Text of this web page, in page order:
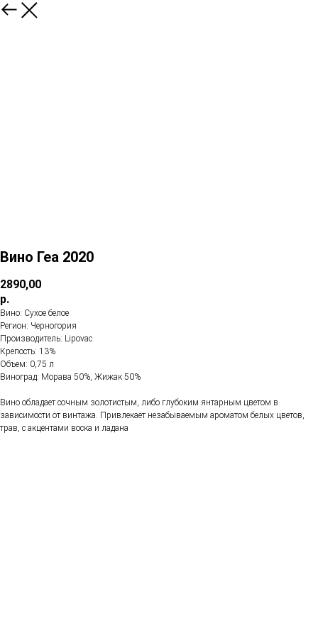
Вино Геа 2020
2890,00
р.
Вино: Сухое белое
Регион: Черногория
Производитель: Lipovac
Крепость: 13%
Объем: 0,75 л
Виноград: Морава 50%, Жижак 50%
Вино обладает сочным золотистым, либо глубоким янтарным цветом в
зависимости от винтажа. Привлекает незабываемым ароматом белых цветов,
трав, с акцентами воска и ладана